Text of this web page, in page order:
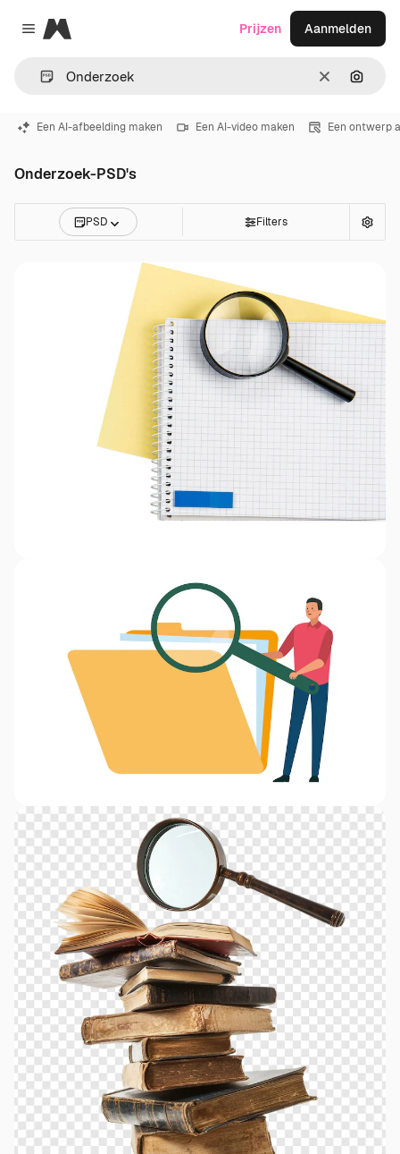
Close menu
Magnific
Wissen
Prijzen Aanmelden
Een AI-afbeelding maken Een AI-video maken Een ontwerp
Onderzoek-PSD's
PSD Filters